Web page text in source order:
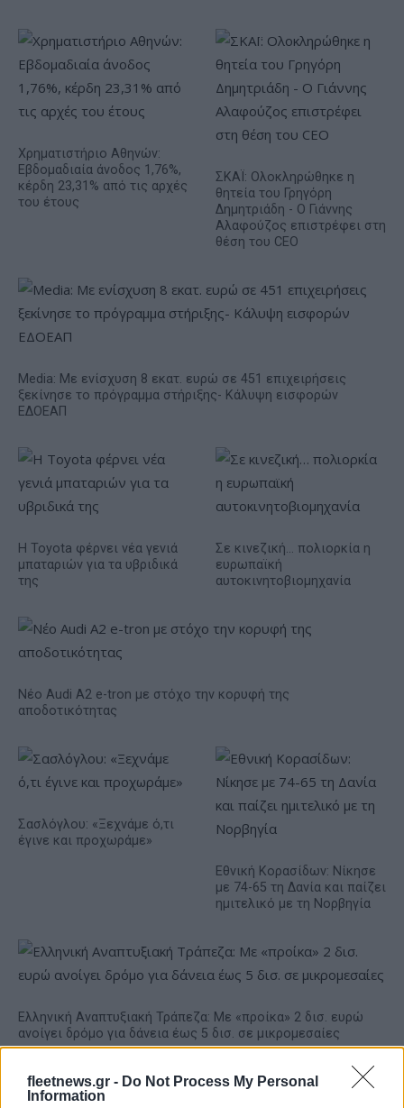
fleetnews.gr - Do Not Process My Personal
Information
Χρηματιστήριο Αθηνών:
Εβδομαδιαία άνοδος 1,76%,
κέρδη 23,31% από τις αρχές
του έτους
ΣΚΑΪ: Ολοκληρώθηκε η
θητεία του Γρηγόρη
Δημητριάδη - Ο Γιάννης
Αλαφούζος επιστρέφει στη
θέση του CEO
Media: Με ενίσχυση 8 εκατ. ευρώ σε 451 επιχειρήσεις
ξεκίνησε το πρόγραμμα στήριξης- Κάλυψη εισφορών
ΕΔΟΕΑΠ
Η Toyota φέρνει νέα γενιά
μπαταριών για τα υβριδικά
της
Σε κινεζική… πολιορκία η
ευρωπαϊκή
αυτοκινητοβιομηχανία
Νέο Audi A2 e-tron με στόχο την κορυφή της
αποδοτικότητας
Σασλόγλου: «Ξεχνάμε ό,τι
έγινε και προχωράμε»
Εθνική Κορασίδων: Νίκησε
με 74-65 τη Δανία και παίζει
ημιτελικό με τη Νορβηγία
Ελληνική Αναπτυξιακή Τράπεζα: Με «προίκα» 2 δισ. ευρώ
ανοίγει δρόμο για δάνεια έως 5 δισ. σε μικρομεσαίες